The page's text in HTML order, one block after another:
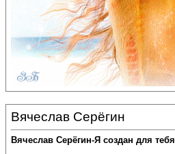
Вячеслав Серёгин
Вячеслав Серёгин-Я создан для тебя